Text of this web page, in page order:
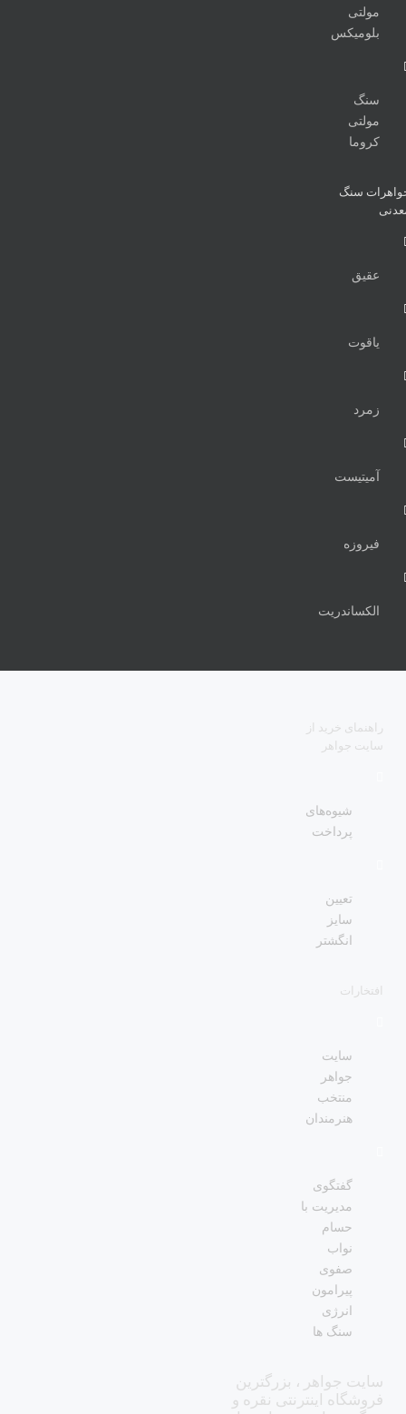
مولتی
بلومیکس
سنگ
مولتی
کروما
سنگ
عقیق
یاقوت
زمرد
آمیتیست
فیروزه
الکساندریت
راهنمای خرید از
سایت جواهر
شیوه‌های
پرداخت
تعیین
سایز
انگشتر
افتخارات
سایت
جواهر
منتخب
هنرمندان
گفتگوی
مدیریت با
حسام
نواب
صفوی
پیرامون
انرژی
سنگ ها
سایت جواهر ، بزرگترین
فروشگاه اینترنتی نقره و